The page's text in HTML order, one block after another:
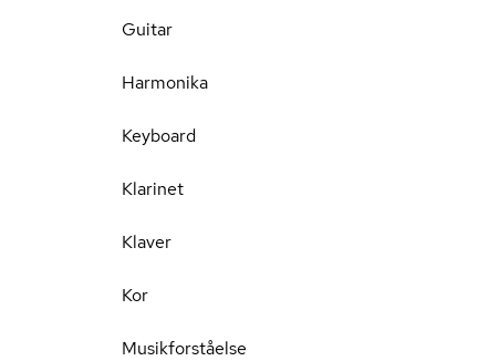
Guitar
Harmonika
Keyboard
Klarinet
Klaver
Kor
Musikforståelse